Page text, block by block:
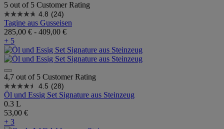
5 out of 5 Customer Rating
4.8 (24)
Tagine aus Gusseisen
285,00 € - 409,00 €
+ 5
4,7 out of 5 Customer Rating
4.5 (28)
Öl und Essig Set Signature aus Steinzeug
0.3 L
53,00 €
+ 3